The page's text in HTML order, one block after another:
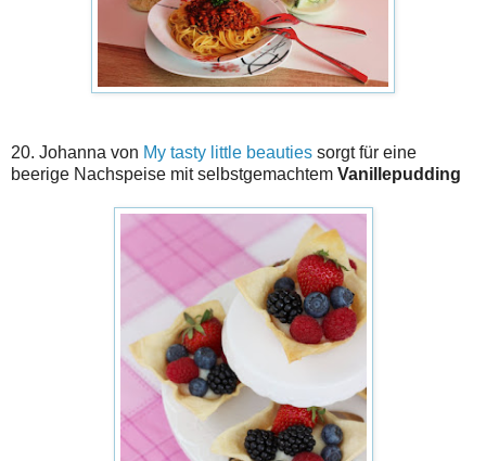
20. Johanna von My tasty little beauties sorgt für eine
beerige Nachspeise mit selbstgemachtem Vanillepudding